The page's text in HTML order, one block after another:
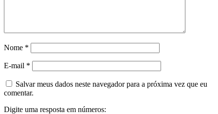
Nome *
E-mail *
Salvar meus dados neste navegador para a próxima vez que eu
comentar.
Digite uma resposta em números: